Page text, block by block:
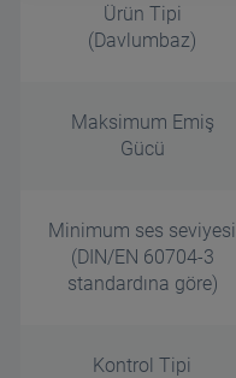
Ürün Tipi
(Davlumbaz)
Maksimum Emiş
Gücü
Minimum ses seviyesi
(DIN/EN 60704-3
standardına göre)
Kontrol Tipi